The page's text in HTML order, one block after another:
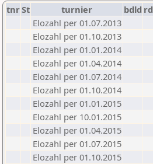
tnrSt turnier bdld rd
Elozahl per 01.07.2013
Elozahl per 01.10.2013
Elozahl per 01.01.2014
Elozahl per 01.04.2014
Elozahl per 01.07.2014
Elozahl per 01.10.2014
Elozahl per 01.01.2015
Elozahl per 10.01.2015
Elozahl per 01.04.2015
Elozahl per 01.07.2015
Elozahl per 01.10.2015